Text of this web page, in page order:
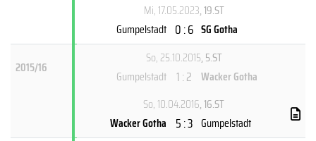
Mi, 17.05.2023, 19.ST
Gumpelstadt 0 : 6 SG Gotha
2015/16
So, 25.10.2015, 5.ST
Gumpelstadt 1 : 2 Wacker Gotha
So, 10.04.2016, 16.ST
Wacker Gotha 5 : 3 Gumpelstadt